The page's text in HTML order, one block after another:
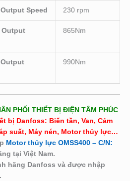
Speed 230 rpm
Output
865Nm
990Nm
PHỐI THIẾT BỊ ĐIỆN TÂM PHÚC
bị Danfoss: Biến tần, Van, Cảm
suất, Máy nén, Motor thủy lực…
Motor thủy lực OMSS400 – C/N:
tại Việt Nam.
hãng Danfoss và được nhập